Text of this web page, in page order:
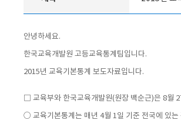
안녕하세요.
한국교육개발원 고등교육통계팀입니다.
2015년 교육기본통계 보도자료입니다.
□ 교육부와 한국교육개발원(원장 백순근)은 8월
○ 교육기본통계는 매년 4월 1일 기준 전국에 있